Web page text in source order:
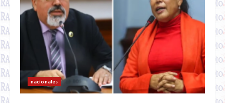
nacionales